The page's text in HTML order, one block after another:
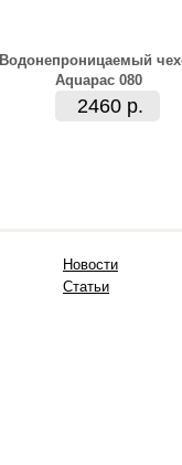
Водонепроницаемый
Aquapac 080
2460 р.
Новости
Статьи